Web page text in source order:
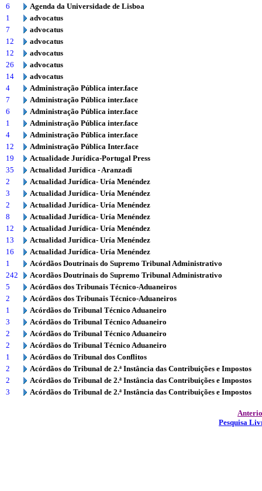
6
Agenda da Universidade de Lisboa
1
advocatus
7
advocatus
12
advocatus
12
advocatus
26
advocatus
14
advocatus
4
Administração Pública inter.face
7
Administração Pública inter.face
6
Administração Pública inter.face
1
Administração Pública inter.face
4
Administração Pública inter.face
12
Administração Pública Inter.face
19
Actualidade Jurídica-Portugal Press
35
Actualidad Jurídica - Aranzadi
2
Actualidad Jurídica- Uría Menéndez
3
Actualidad Jurídica- Uría Menéndez
2
Actualidad Jurídica- Uría Menéndez
8
Actualidad Jurídica- Uría Menéndez
12
Actualidad Jurídica- Uría Menéndez
13
Actualidad Jurídica- Uría Menéndez
16
Actualidad Jurídica- Uría Menéndez
1
Acórdãos Doutrinais do Supremo Tribunal Administrativo
242
Acordãos Doutrinais do Supremo Tribunal Administrativo
5
Acórdãos dos Tribunais Técnico-Aduaneiros
2
Acórdãos dos Tribunais Técnico-Aduaneiros
1
Acórdãos do Tribunal Técnico Aduaneiro
3
Acórdãos do Tribunal Técnico Aduaneiro
2
Acórdãos do Tribunal Técnico Aduaneiro
2
Acórdãos do Tribunal Técnico Aduaneiro
1
Acórdãos do Tribunal dos Conflitos
2
Acórdãos do Tribunal de 2.ª Instância das Contribuições e Impostos
2
Acórdãos do Tribunal de 2.ª Instância das Contribuições e Impostos
3
Acórdãos do Tribunal de 2.ª Instância das Contribuições e Impostos
Pesquisa